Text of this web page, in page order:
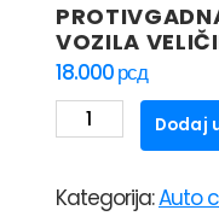
VOZILA
18.000рсд
PROTIVGADNA
CERADA
SUV
Dodaj
Kategorija:Auto